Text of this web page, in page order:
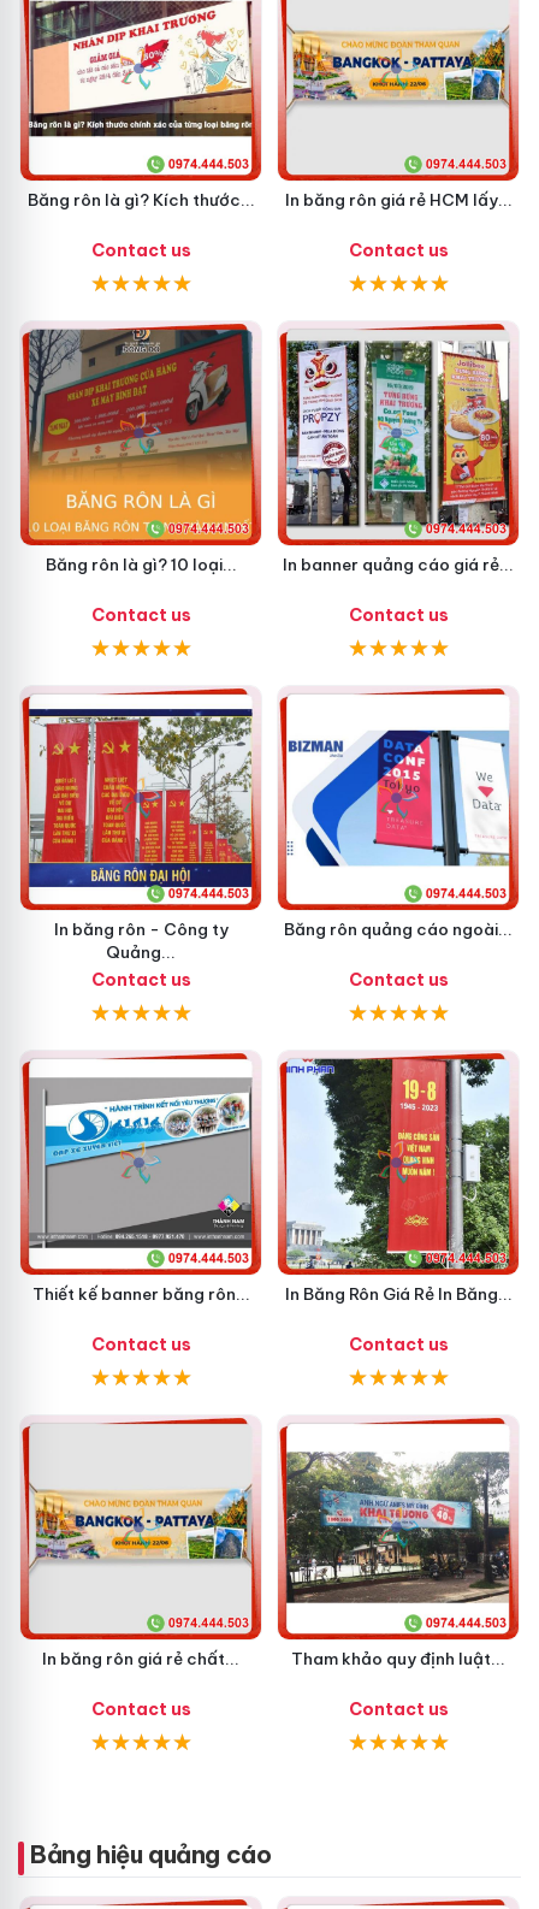
Băng rôn là gì? Kích thước...
Contact us
In băng rôn giá rẻ HCM lấy...
Contact us
Băng rôn là gì? 10 loại...
Contact us
In banner quảng cáo giá rẻ...
Contact us
In băng rôn - Công ty
Quảng...
Contact us
Băng rôn quảng cáo ngoài...
Contact us
Thiết kế banner băng rôn...
Contact us
In Băng Rôn Giá Rẻ In Băng...
Contact us
In băng rôn giá rẻ chất...
Contact us
Tham khảo quy định luật...
Contact us
Bảng hiệu quảng cáo